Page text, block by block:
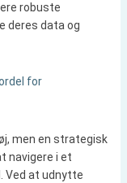
robuste
deres data og
for
men en strategisk
navigere i et
Ved at udnytte